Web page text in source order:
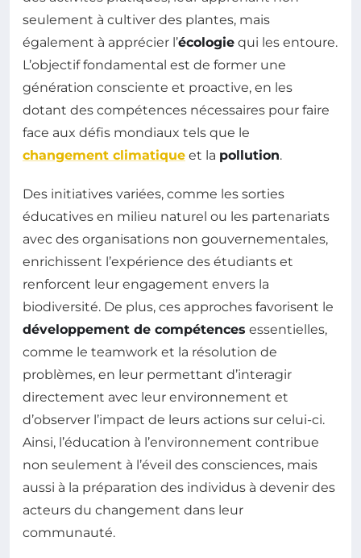
seulement à cultiver des plantes, mais
également à apprécier l’écologie qui les entoure.
L’objectif fondamental est de former une
génération consciente et proactive, en les
dotant des compétences nécessaires pour faire
face aux défis mondiaux tels que le
changement climatique et la pollution.
Des initiatives variées, comme les sorties
éducatives en milieu naturel ou les partenariats
avec des organisations non gouvernementales,
enrichissent l’expérience des étudiants et
renforcent leur engagement envers la
biodiversité. De plus, ces approches favorisent le
développement de compétences essentielles,
comme le teamwork et la résolution de
problèmes, en leur permettant d’interagir
directement avec leur environnement et
d’observer l’impact de leurs actions sur celui-ci.
Ainsi, l’éducation à l’environnement contribue
non seulement à l’éveil des consciences, mais
aussi à la préparation des individus à devenir des
acteurs du changement dans leur
communauté.